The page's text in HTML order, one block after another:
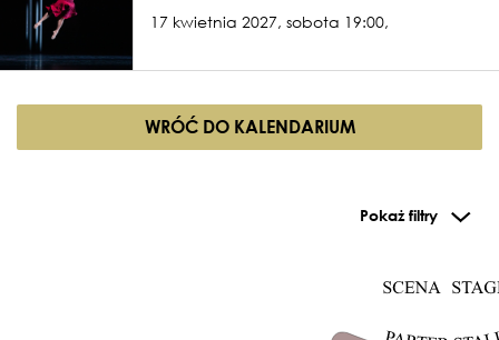
17 kwietnia 2027, sobota 19:00,
WRÓĆ DO KALENDARIUM
Pokaż filtry